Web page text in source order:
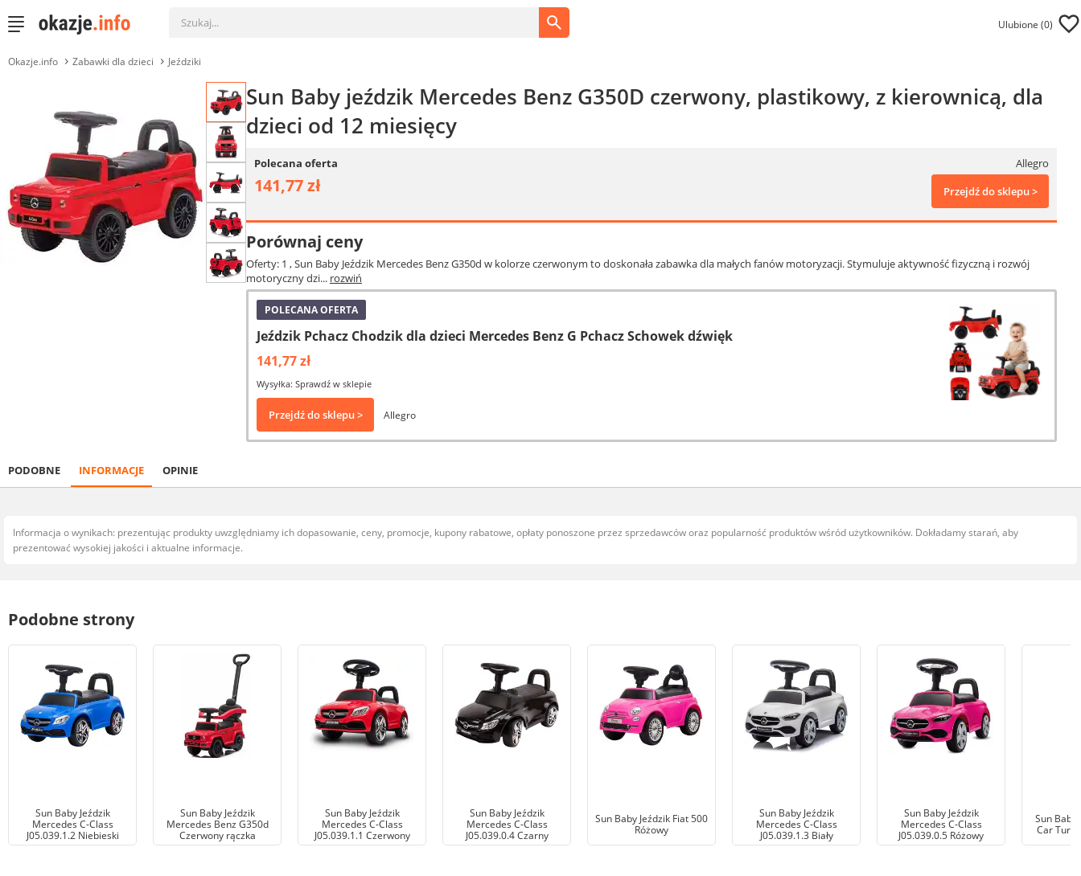
Ulubione (0)
Okazje.info Zabawki dla dzieci Jeździki
Sun Baby jeździk Mercedes Benz G350D czerwony, plastikowy, z kierownicą, dla
dzieci od 12 miesięcy
Polecana oferta Allegro
141,77 zł Przejdź do sklepu >
Porównaj ceny
Oferty: 1 , Sun Baby Jeździk Mercedes Benz G350d w kolorze czerwonym to doskonała zabawka dla małych fanów motoryzacji. Stymuluje aktywność fizyczną i rozwój
motoryczny dzi... rozwiń
POLECANA OFERTA
Jeździk Pchacz Chodzik dla dzieci Mercedes Benz G Pchacz Schowek dźwięk
141,77 zł
Wysyłka: Sprawdź w sklepie
Przejdź do sklepu > Allegro
PODOBNE INFORMACJE OPINIE
Informacja o wynikach: prezentując produkty uwzględniamy ich dopasowanie, ceny, promocje, kupony rabatowe, opłaty ponoszone przez sprzedawców oraz popularność produktów wśród użytkowników. Dokładamy starań, aby
prezentować wysokiej jakości i aktualne informacje.
Podobne strony
Sun Baby Jeździk
Mercedes C-Class
J05.039.1.2 Niebieski
Sun Baby Jeździk
Mercedes Benz G350d
Czerwony rączka
Sun Baby Jeździk
Mercedes C-Class
J05.039.1.1 Czerwony
Sun Baby Jeździk
Mercedes C-Class
J05.039.0.4 Czarny
Sun Baby Jeździk Fiat 500
Różowy
Sun Baby Jeździk
Mercedes C-Class
J05.039.1.3 Biały
Sun Baby Jeździk
Mercedes C-Class
J05.039.0.5 Różowy
Sun Baby
Car